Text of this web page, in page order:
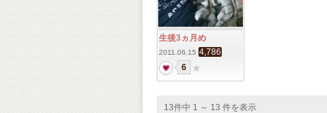
生後3ヵ月め
2011.06.15 4,786
6
13件中 1 ～ 13 件を表示